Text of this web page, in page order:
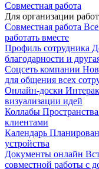
Совместная работа
Для организации
Совместная работа
работать вместе
Профиль сотрудника
благодарности и
Соцсеть компании
для общения всех
Онлайн-доски
визуализации идей
Коллабы
клиентами
Календарь
устройства
Документы онлайн
совместной работы с